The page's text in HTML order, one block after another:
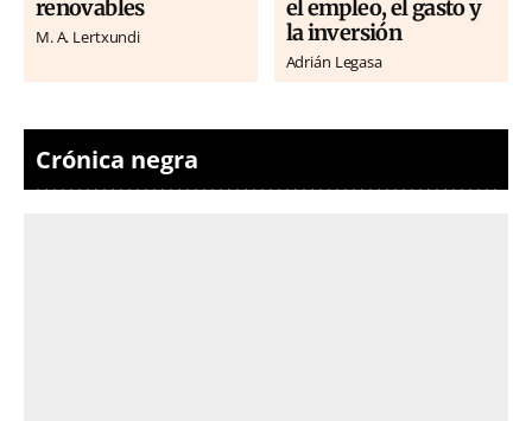
renovables
M. A. Lertxundi
el empleo, el gasto y
la inversión
Adrián Legasa
Crónica negra